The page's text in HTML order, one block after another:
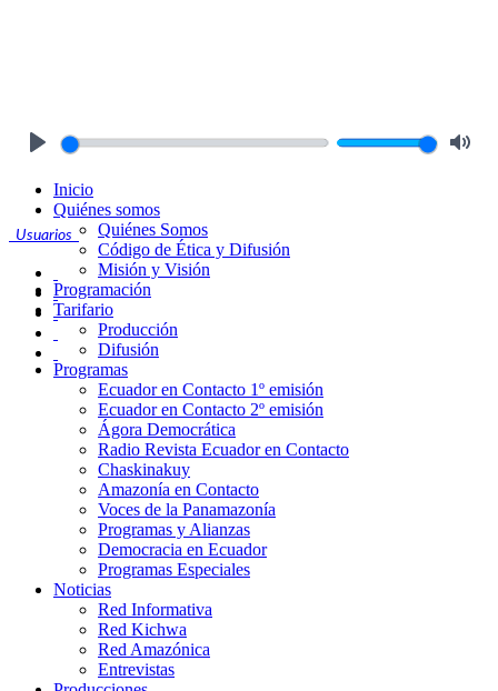
Usuarios
Inicio
Quiénes somos
Quiénes Somos
Código de Ética y Difusión
Misión y Visión
Programación
Tarifario
Producción
Difusión
Programas
Ecuador en Contacto 1º emisión
Ecuador en Contacto 2º emisión
Ágora Democrática
Radio Revista Ecuador en Contacto
Chaskinakuy
Amazonía en Contacto
Voces de la Panamazonía
Programas y Alianzas
Democracia en Ecuador
Programas Especiales
Noticias
Red Informativa
Red Kichwa
Red Amazónica
Entrevistas